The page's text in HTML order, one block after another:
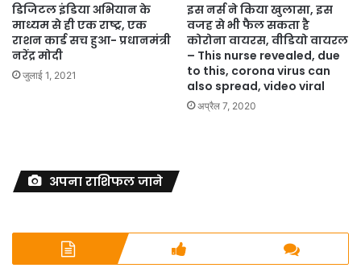
डिजिटल इंडिया अभियान के
माध्यम से ही एक राष्ट्र, एक
राशन कार्ड सच हुआ- प्रधानमंत्री
नरेंद्र मोदी
जुलाई 1, 2021
इस नर्स ने किया खुलासा, इस
वजह से भी फैल सकता है
कोरोना वायरस, वीडियो वायरल
– This nurse revealed, due
to this, corona virus can
also spread, video viral
अप्रैल 7, 2020
अपना राशिफल जाने